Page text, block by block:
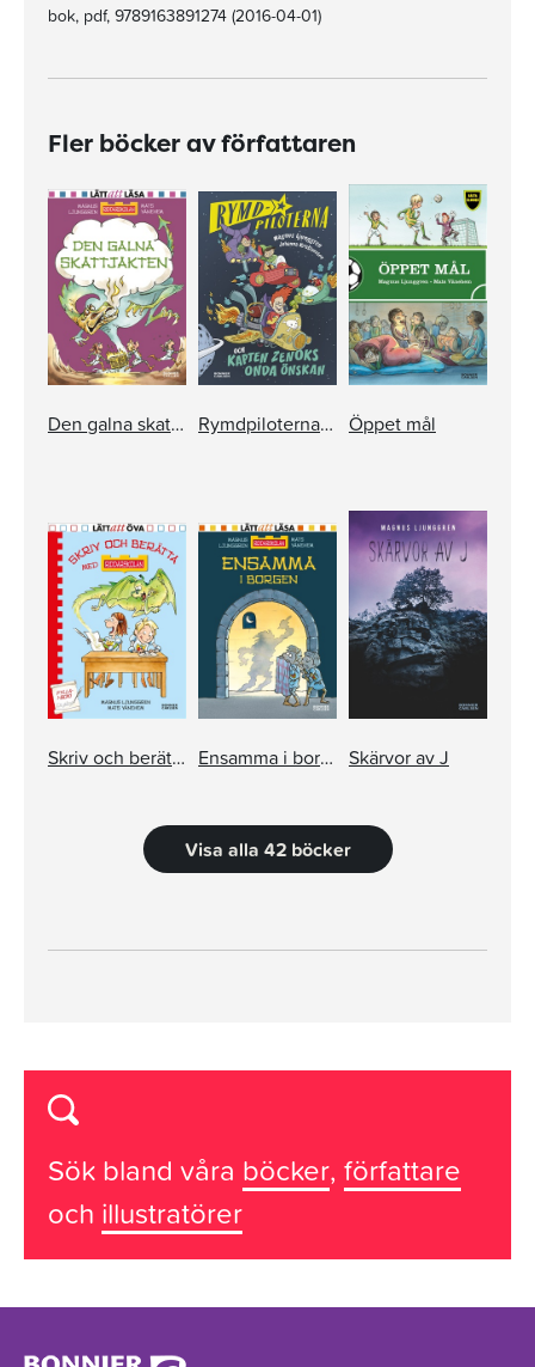
bok, pdf, 9789163891274 (2016-04-01)
Fler böcker av författaren
Den galna skattjakten Rymdpiloterna och kapten Zenoks onda önskan Öppet mål
Skriv och berätta med Riddarskolan Ensamma i borgen Skärvor av J
Visa alla 42 böcker
Sök bland våra böcker, författare
och illustratörer